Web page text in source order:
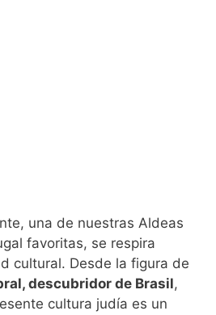
una de nuestras Aldeas
favoritas, se respira
cultural. Desde la figura de
descubridor de Brasil,
cultura judía es un